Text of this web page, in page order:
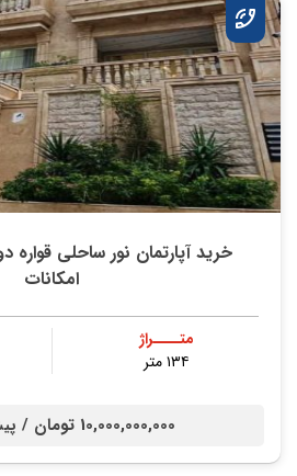
امکانات
متــــراژ
۱۳۴ متر
10,000,000,000 تومان /